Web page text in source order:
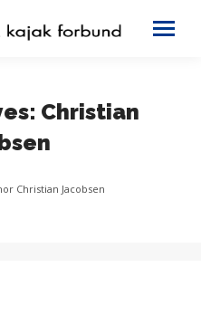
Christian
Christian Jacobsen